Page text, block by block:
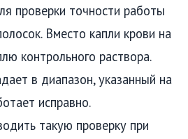
проверки точности работы
Вместо капли крови на
контрольного раствора.
в диапазон, указанный на
исправно.
такую проверку при